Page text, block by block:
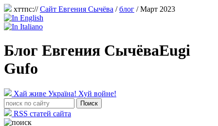
хттпс://Сайт Евгения Сычёва /блог / Март 2023
Блог Евгения СычёваEugi
Gufo
Хай живе Україна! Хуй войне!
RSS статей сайта